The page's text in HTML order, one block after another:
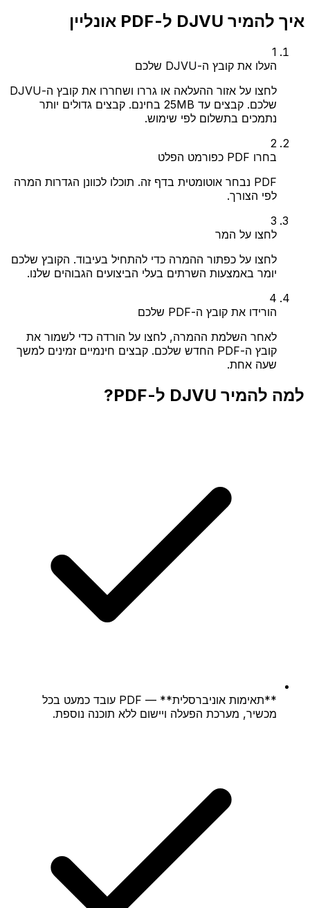
איך להמיר DJVU ל-PDF אונליין
1
העלו את קובץ ה-DJVU שלכם
לחצו על אזור ההעלאה או גררו ושחררו את קובץ ה-DJVU
שלכם. קבצים עד 25MB בחינם. קבצים גדולים יותר
נתמכים בתשלום לפי שימוש.
2
בחרו PDF כפורמט הפלט
PDF נבחר אוטומטית בדף זה. תוכלו לכוונן הגדרות המרה
לפי הצורך.
3
לחצו על המר
לחצו על כפתור ההמרה כדי להתחיל בעיבוד. הקובץ שלכם
יומר באמצעות השרתים בעלי הביצועים הגבוהים שלנו.
4
הורידו את קובץ ה-PDF שלכם
לאחר השלמת ההמרה, לחצו על הורדה כדי לשמור את
קובץ ה-PDF החדש שלכם. קבצים חינמיים זמינים למשך
שעה אחת.
למה להמיר DJVU ל-PDF?
**תאימות אוניברסלית** — PDF עובד כמעט בכל
מכשיר, מערכת הפעלה ויישום ללא תוכנה נוספת.